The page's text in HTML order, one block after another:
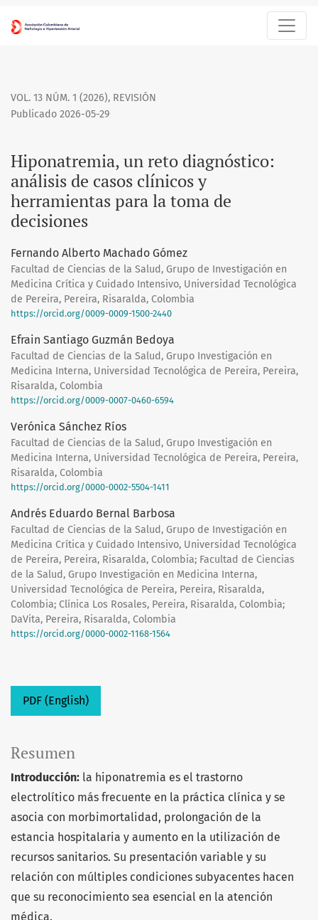
Hiponatremia, un reto diagnóstico: análisis de casos
VOL. 13 NÚM. 1 (2026), REVISIÓN
Hiponatremia, un reto diagnóstico:
análisis de casos clínicos y
herramientas para la toma de
decisiones
Publicado 2026-05-29
Fernando Alberto Machado Gómez
Facultad de Ciencias de la Salud, Grupo de Investigación en
Medicina Crítica y Cuidado Intensivo, Universidad Tecnológica
de Pereira, Pereira, Risaralda, Colombia
https://orcid.org/0009-0009-1500-2440
Efrain Santiago Guzmán Bedoya
Facultad de Ciencias de la Salud, Grupo Investigación en
Medicina Interna, Universidad Tecnológica de Pereira, Pereira,
Risaralda, Colombia
https://orcid.org/0009-0007-0460-6594
Verónica Sánchez Ríos
Facultad de Ciencias de la Salud, Grupo Investigación en
Medicina Interna, Universidad Tecnológica de Pereira, Pereira,
Risaralda, Colombia
https://orcid.org/0000-0002-5504-1411
Andrés Eduardo Bernal Barbosa
Facultad de Ciencias de la Salud, Grupo de Investigación en
Medicina Crítica y Cuidado Intensivo, Universidad Tecnológica
de Pereira, Pereira, Risaralda, Colombia; Facultad de Ciencias
de la Salud, Grupo Investigación en Medicina Interna,
Universidad Tecnológica de Pereira, Pereira, Risaralda,
Colombia; Clínica Los Rosales, Pereira, Risaralda, Colombia;
DaVita, Pereira, Risaralda, Colombia
https://orcid.org/0000-0002-1168-1564
PDF (English)
Resumen
Introducción: la hiponatremia es el trastorno
electrolítico más frecuente en la práctica clínica y se
asocia con morbimortalidad, prolongación de la
estancia hospitalaria y aumento en la utilización de
recursos sanitarios. Su presentación variable y su
relación con múltiples condiciones subyacentes hacen
que su reconocimiento sea esencial en la atención
médica.